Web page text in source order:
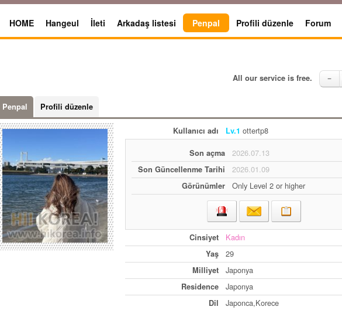
HOME Hangeul İleti Arkadaş listesi Penpal Profili düzenle Forum
All our service is free. －
Penpal Profili düzenle
Kullanıcı adı Lv.1 ottertp8
Son açma 2026.07.13
Son Güncellenme Tarihi 2026.01.09
Görünümler Only Level 2 or higher
Cinsiyet Kadın
Yaş 29
Milliyet Japonya
Residence Japonya
Dil Japonca,Korece